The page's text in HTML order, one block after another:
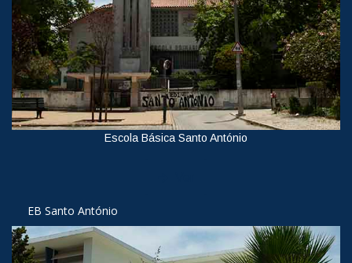
Escola Básica Santo António
EB Santo António